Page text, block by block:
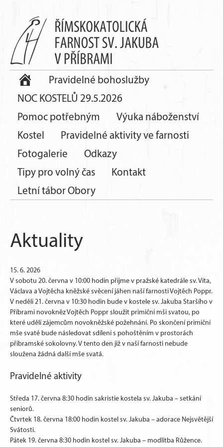
Pravidelné bohoslužby
NOC KOSTELŮ 29.5.2026
Pomoc potřebným
Výuka náboženství
Kostel
Pravidelné aktivity ve farnosti
Fotogalerie
Odkazy
Tipy pro volný čas
Kontakt
Letní tábor Obory
Aktuality
15. 6. 2026
V sobotu 20. června v 10:00 hodin přijme v pražské katedrále sv. Víta,
Václava a Vojtěcha kněžské svěcení jáhen naší farnosti Vojtěch Poppr.
V neděli 21. června v 10:30 hodin bude v kostele sv. Jakuba Staršího v
Příbrami novokněz Vojtěch Poppr sloužit primiční mši svatou, po
které udělí zájemcům novokněžské požehnání. Po skončení primiční
mše svaté bude následovat sdílení s pohoštěním v prostorách
příbramské sokolovny. V tento den již v naší farnosti nebude
sloužena žádná další mše svatá.
Pravidelné aktivity
Středa 17. června 8:30 hodin sakristie kostela sv. Jakuba – setkání
seniorů.
Čtvrtek 18. června 18:00 hodin kostel sv. Jakuba – adorace Nejsvětější
Svátosti.
Pátek 19. června 8:30 hodin kostel sv. Jakuba – modlitba Růžence.